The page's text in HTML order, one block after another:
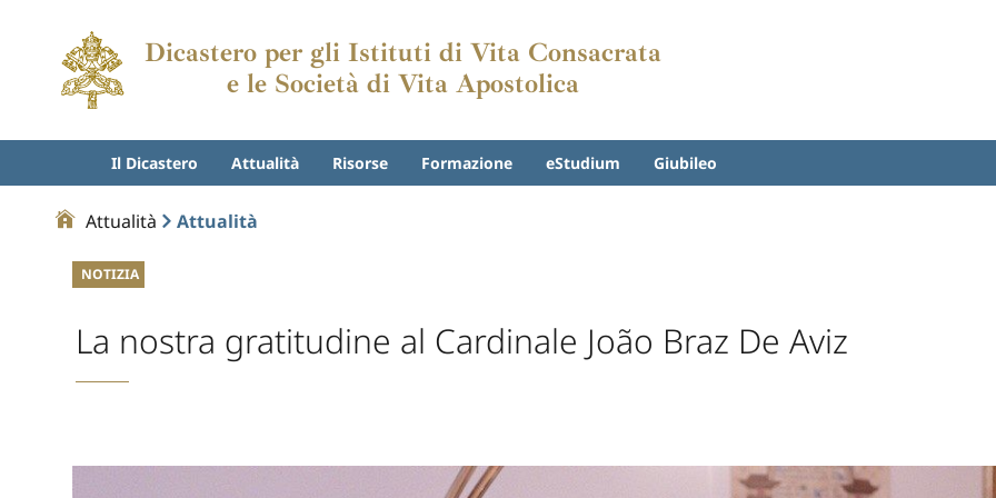
Dicastero per gli Istituti di Vita Consacrata
e le Società di Vita Apostolica
Il Dicastero Attualità Risorse Formazione eStudium Giubileo
Attualità Attualità
NOTIZIA
La nostra gratitudine al Cardinale João Braz De Aviz